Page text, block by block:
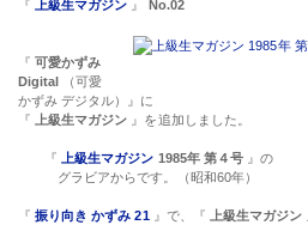
『
上級生マガジン 』 No.02
『可愛かずみ
Digital
（可愛
かずみ デジタル）』に
『
上級生マガジン 』を追加しました。
『 上級生マガジン 1985年 第４号』の
グラビアからです。（昭和60年）
『振り向き かずみ 21』で、『 上級生マガジン